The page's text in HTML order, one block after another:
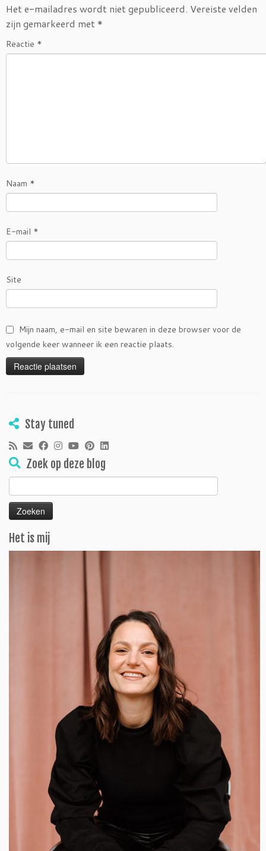
o e
r
Het e-mailadres wordt niet gepubliceerd. Vereiste velden
zijn gemarkeerd met *
Reactie *
Naam *
E-mail *
Site
Mijn naam, e-mail en site bewaren in deze browser voor de
volgende keer wanneer ik een reactie plaats.
Stay tuned
Zoek op deze blog
naar:
Het is mij